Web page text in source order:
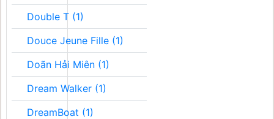
Double T (1)
Douce Jeune Fille (1)
Doãn Hải Miên (1)
Dream Walker (1)
DreamBoat (1)